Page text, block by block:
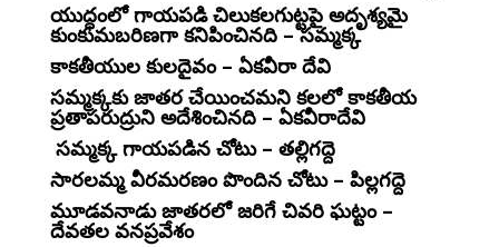
యుద్ధంలో గాయపడి చిలుకలగుట్టపై అదృశ్యమై
కుంకుమబరిణగా కనిపించినది – సమ్మక్క
కాకతీయుల కులదైవం – ఏకవీరా దేవి
సమ్మక్కకు జాతర చేయించమని కలలో కాకతీయ
ప్రతాపరుద్రుని అదేశించినది – ఏకవీరాదేవి
సమ్మక్క గాయపడిన చోటు – తల్లిగద్దె
సారలమ్మ వీరమరణం పొందిన చోటు – పిల్లగద్దె
మూడవనాడు జాతరలో జరిగే చివరి ఘట్టం –
దేవతల వనప్రవేశం